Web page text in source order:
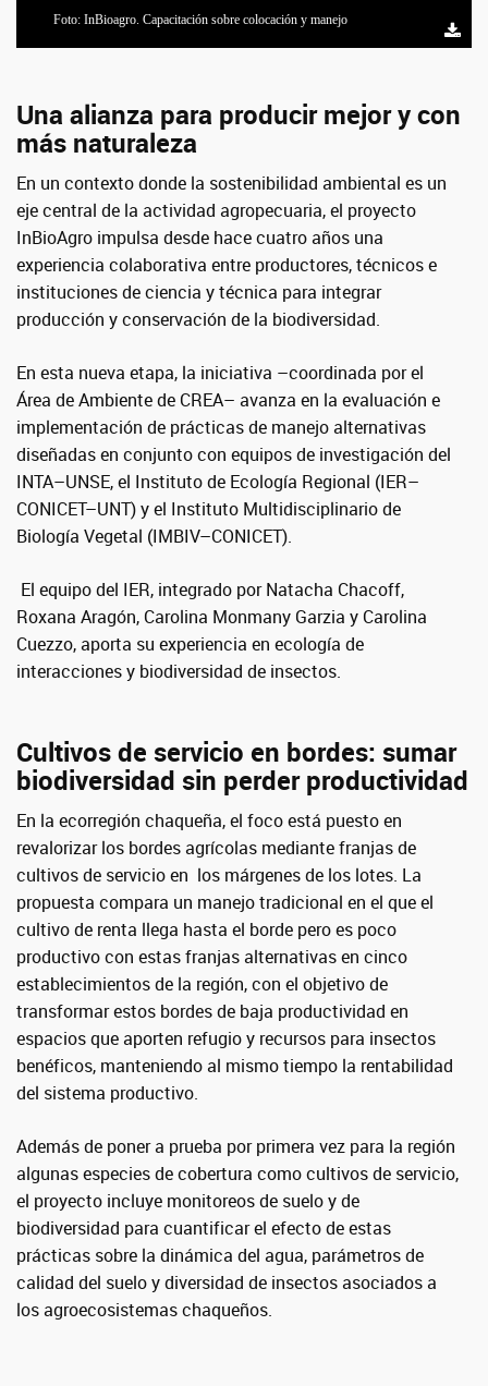
Foto: InBioagro. Capacitación sobre colocación y manejo
Una alianza para producir mejor y con
más naturaleza
En un contexto donde la sostenibilidad ambiental es un
eje central de la actividad agropecuaria, el proyecto
InBioAgro impulsa desde hace cuatro años una
experiencia colaborativa entre productores, técnicos e
instituciones de ciencia y técnica para integrar
producción y conservación de la biodiversidad.
En esta nueva etapa, la iniciativa –coordinada por el
Área de Ambiente de CREA– avanza en la evaluación e
implementación de prácticas de manejo alternativas
diseñadas en conjunto con equipos de investigación del
INTA–UNSE, el Instituto de Ecología Regional (IER–
CONICET–UNT) y el Instituto Multidisciplinario de
Biología Vegetal (IMBIV–CONICET).
El equipo del IER, integrado por Natacha Chacoff,
Roxana Aragón, Carolina Monmany Garzia y Carolina
Cuezzo, aporta su experiencia en ecología de
interacciones y biodiversidad de insectos.
Cultivos de servicio en bordes: sumar
biodiversidad sin perder productividad
En la ecorregión chaqueña, el foco está puesto en
revalorizar los bordes agrícolas mediante franjas de
cultivos de servicio en los márgenes de los lotes. La
propuesta compara un manejo tradicional en el que el
cultivo de renta llega hasta el borde pero es poco
productivo con estas franjas alternativas en cinco
establecimientos de la región, con el objetivo de
transformar estos bordes de baja productividad en
espacios que aporten refugio y recursos para insectos
benéficos, manteniendo al mismo tiempo la rentabilidad
del sistema productivo.
Además de poner a prueba por primera vez para la región
algunas especies de cobertura como cultivos de servicio,
el proyecto incluye monitoreos de suelo y de
biodiversidad para cuantificar el efecto de estas
prácticas sobre la dinámica del agua, parámetros de
calidad del suelo y diversidad de insectos asociados a
los agroecosistemas chaqueños.